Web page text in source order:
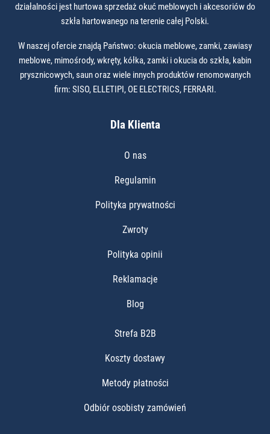
działalności jest hurtowa sprzedaż okuć meblowych i akcesoriów do
szkła hartowanego na terenie całej Polski.
W naszej ofercie znajdą Państwo: okucia meblowe, zamki, zawiasy
meblowe, mimośrody, wkręty, kółka, zamki i okucia do szkła, kabin
prysznicowych, saun oraz wiele innych produktów renomowanych
firm: SISO, ELLETIPI, OE ELECTRICS, FERRARI.
Dla Klienta
O nas
Regulamin
Polityka prywatności
Zwroty
Polityka opinii
Reklamacje
Blog
Strefa B2B
Koszty dostawy
Metody płatności
Odbiór osobisty zamówień